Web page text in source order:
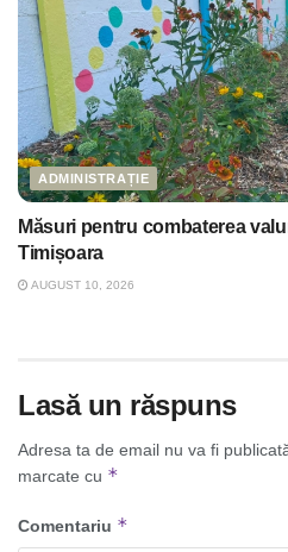
ADMINISTRAȚIE
Măsuri pentru combaterea
Timișoara
AUGUST 10, 2026
Lasă un răspuns
Adresa ta de email nu va fi
marcate cu *
Comentariu *